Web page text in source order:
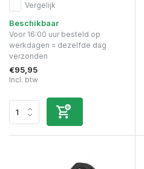
Vergelijk
Beschikbaar
Voor 16:00 uur besteld op
werkdagen = dezelfde dag
verzonden
€95,95
Incl. btw